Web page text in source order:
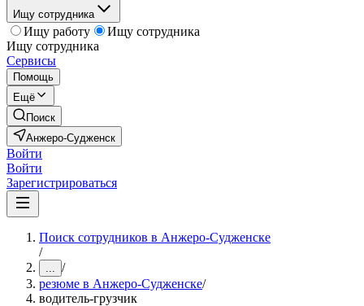
Ищу сотрудника
Ищу работу
Ищу сотрудника
Ищу сотрудника
Сервисы
Помощь
Ещё
Поиск
Анжеро-Судженск
Войти
Войти
Зарегистрироваться
Поиск сотрудников в Анжеро-Судженске
/
... /
резюме в Анжеро-Судженске/
водитель-грузчик